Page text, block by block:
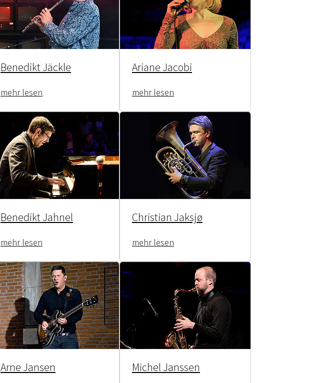
Benedikt Jäckle
mehr lesen
Ariane Jacobi
mehr lesen
Benedikt Jahnel
mehr lesen
Christian Jaksjø
mehr lesen
Arne Jansen Michel Janssen